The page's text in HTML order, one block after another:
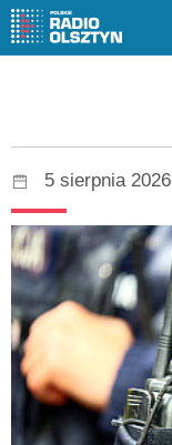
5 sierpnia 2026